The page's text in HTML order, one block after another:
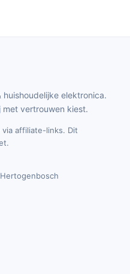
elektronica.
vertrouwen kiest.
affiliate-links. Dit